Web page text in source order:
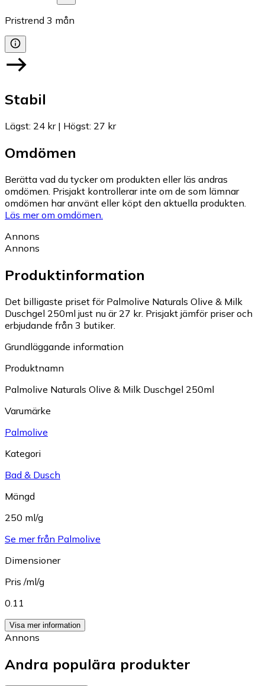
Pristrend 3 mån
Stabil
Lägst: 24 kr| Högst: 27 kr
Omdömen
Berätta vad du tycker om produkten eller läs andras
omdömen. Prisjakt kontrollerar inte om de som lämnar
omdömen har använt eller köpt den aktuella produkten.
Läs mer om omdömen.
Annons
Annons
Produktinformation
Det billigaste priset för Palmolive Naturals Olive & Milk
Duschgel 250ml just nu är 27 kr. Prisjakt jämför priser och
erbjudande från 3 butiker.
Grundläggande information
Produktnamn
Palmolive Naturals Olive & Milk Duschgel 250ml
Varumärke
Palmolive
Kategori
Bad & Dusch
Mängd
250 ml/g
Se mer från Palmolive
Dimensioner
Pris /ml/g
0.11
Visa mer information
Annons
Andra populära produkter